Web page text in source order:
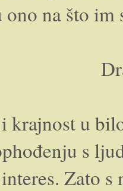
ono na što
u
s
Zato s